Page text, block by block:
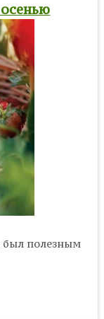
был полезным